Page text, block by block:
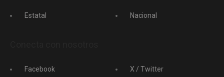
Estatal Nacional
Facebook X / Twitter